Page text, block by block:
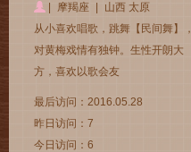
摩羯座
山西 太原
从小喜欢唱歌，跳舞【民间舞】，
对黄梅戏情有独钟。生性开朗大
方，喜欢以歌会友
最后访问：2016.05.28
昨日访问：7
今日访问：6